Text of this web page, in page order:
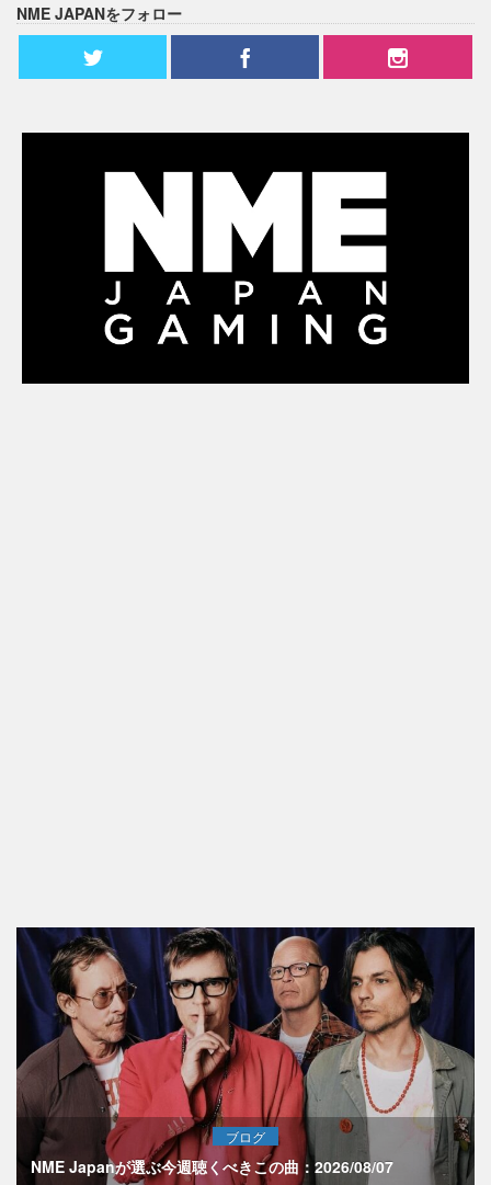
NME JAPANをフォロー
ブログ
NME Japanが選ぶ今週聴くべきこの曲：2026/08/07